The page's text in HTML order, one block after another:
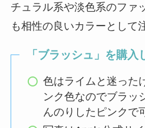
チュラル系や淡色系のファ
も相性の良いカラーとして
「ブラッシュ」を購入
色はライムと迷った
ンク色なのでブラッ
んのりしたピンクで